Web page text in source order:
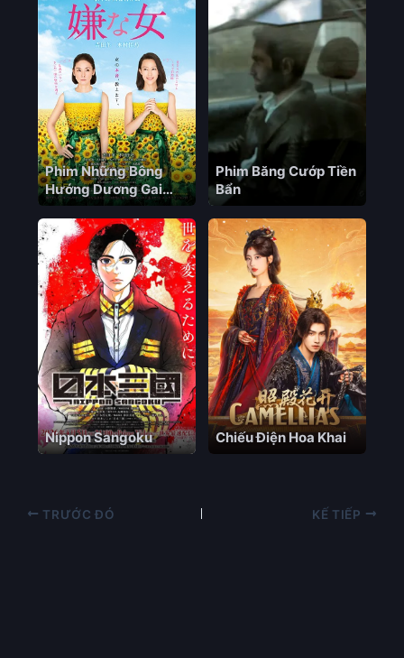
Phim Những Bông
Hướng Dương Gai
Góc
Phim Băng Cướp Tiền
Bẩn
Nippon Sangoku Chiếu Điện Hoa Khai
TRƯỚC ĐÓ KẾ TIẾP